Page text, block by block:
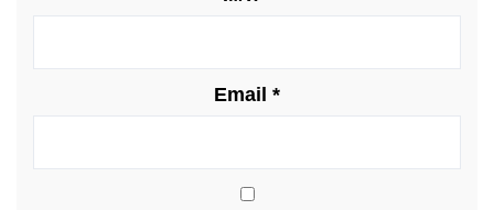
Email *